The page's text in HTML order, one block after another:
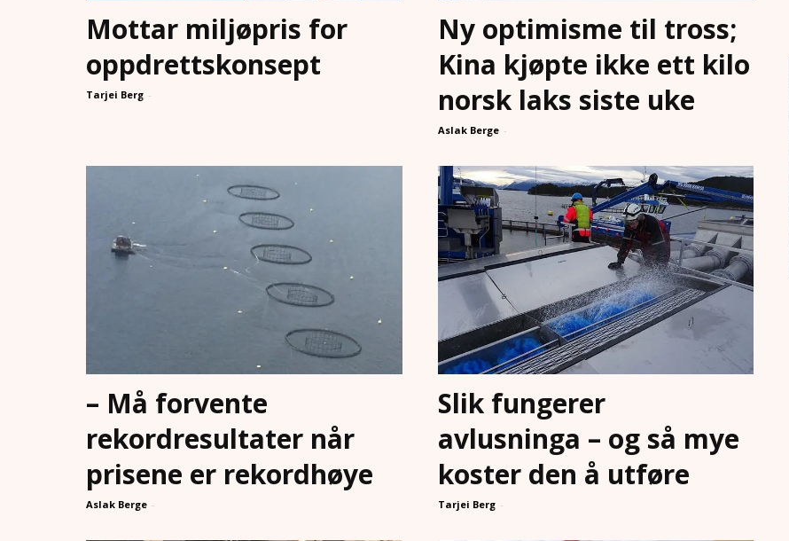
Mottar miljøpris for
oppdrettskonsept
Tarjei Berg -
Ny optimisme til tross;
Kina kjøpte ikke ett kilo
norsk laks siste uke
Aslak Berge -
– Må forvente
rekordresultater når
prisene er rekordhøye
Aslak Berge -
Slik fungerer
avlusninga – og så mye
koster den å utføre
Tarjei Berg -